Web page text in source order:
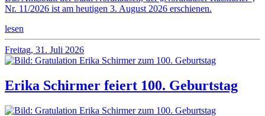
Nr. 11/2026 ist am heutigen 3. August 2026 erschienen.
lesen
Freitag, 31. Juli 2026
Erika Schirmer feiert 100. Geburtstag